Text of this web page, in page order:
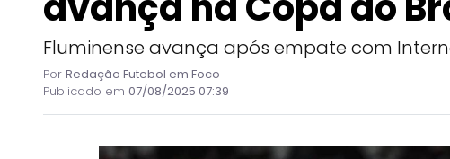
Fluminense avança após empate com
Por Redação Futebol em Foco
Publicado em 07/08/2025 07:39